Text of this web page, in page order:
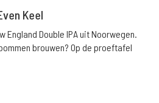
Keel
England Double IPA uit Noorwegen.
brouwen? Op de proeftafel